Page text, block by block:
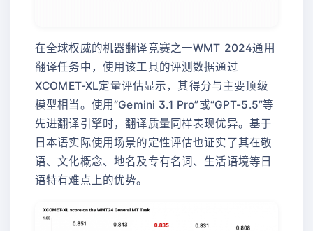
在全球权威的机器翻译竞赛之一WMT 2024通用
翻译任务中，使用该工具的评测数据通过
XCOMET-XL定量评估显示，其得分与主要顶级
模型相当。使用“Gemini 3.1 Pro”或“GPT-5.5”等
先进翻译引擎时，翻译质量同样表现优异。基于
日本语实际使用场景的定性评估也证实了其在敬
语、文化概念、地名及专有名词、生活语境等日
语特有难点上的优势。